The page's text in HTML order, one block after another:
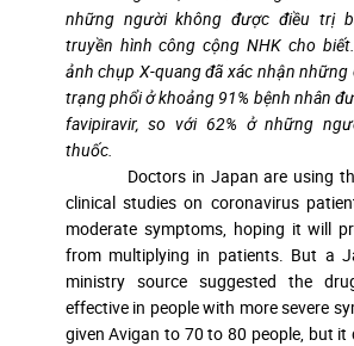
những người không được điều trị
truyền hình công cộng NHK cho
ảnh chụp X-quang đã xác nhận những
trạng phổi ở khoảng 91% bệnh nhân
favipiravir, so với 62% ở những
thuốc.
Doctors in Japan are using
clinical studies on coronavirus
moderate symptoms, hoping it will
from multiplying in patients. But a
ministry source suggested the
effective in people with more severe
given Avigan to 70 to 80 people, but it